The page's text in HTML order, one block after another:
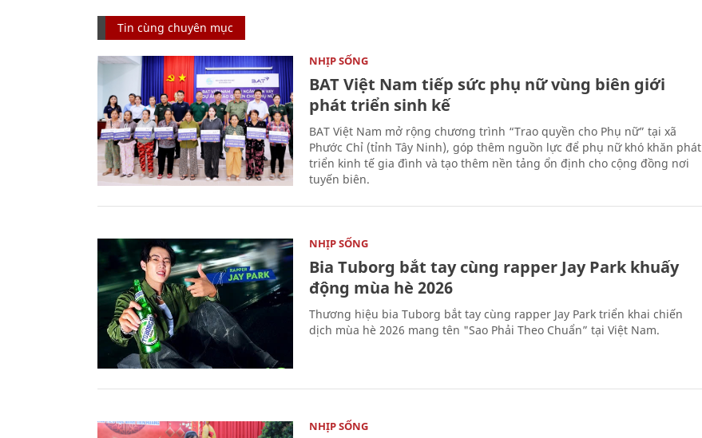
Tin cùng chuyên mục
NHỊP SỐNG
BAT Việt Nam tiếp sức phụ nữ vùng biên giới
phát triển sinh kế
BAT Việt Nam mở rộng chương trình “Trao quyền cho Phụ nữ” tại xã
Phước Chỉ (tỉnh Tây Ninh), góp thêm nguồn lực để phụ nữ khó khăn phát
triển kinh tế gia đình và tạo thêm nền tảng ổn định cho cộng đồng nơi
tuyến biên.
NHỊP SỐNG
Bia Tuborg bắt tay cùng rapper Jay Park khuấy
động mùa hè 2026
Thương hiệu bia Tuborg bắt tay cùng rapper Jay Park triển khai chiến
dịch mùa hè 2026 mang tên "Sao Phải Theo Chuẩn” tại Việt Nam.
NHỊP SỐNG